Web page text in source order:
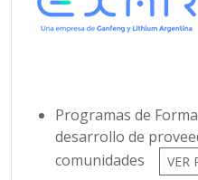
Programas de
desarrollo de
comunidades
VER